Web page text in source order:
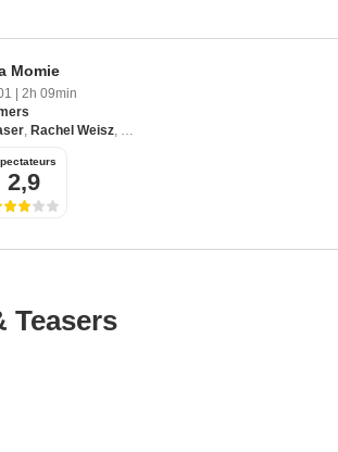
Momie
2h 09min
, Rachel Weisz, Dwayne Johnson
2,9
Teasers